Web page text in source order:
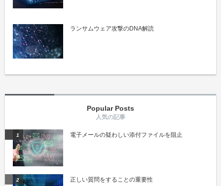
ランサムウェア攻撃のDNA解読
Popular Posts
電子メールの疑わしい添付ファイルを阻止
正しい質問をすることの重要性